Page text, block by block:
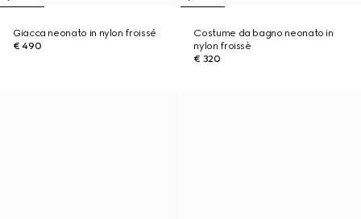
Giacca neonato in nylon froissé
€ 490
Costume da bagno neonato in
nylon froissè
€ 320